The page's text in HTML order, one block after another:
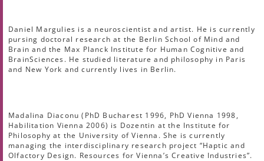
Daniel Margulies is a neuroscientist and artist. He is currently
pursing doctoral research at the Berlin School of Mind and
Brain and the Max Planck Institute for Human Cognitive and
BrainSciences. He studied literature and philosophy in Paris
and New York and currently lives in Berlin.
Madalina Diaconu (PhD Bucharest 1996, PhD Vienna 1998,
Habilitation Vienna 2006) is Dozentin at the Institute for
Philosophy at the University of Vienna. She is currently
managing the interdisciplinary research project “Haptic and
Olfactory Design. Resources for Vienna’s Creative Industries”.